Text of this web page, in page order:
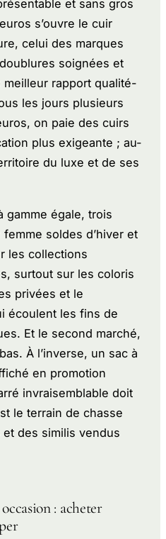
et sans gros
s’ouvre le cuir
celui des marques
soignées et
rapport qualité-
les jours plusieurs
on paie des cuirs
plus exigeante ; au-
du luxe et de ses
gamme égale, trois
soldes d’hiver et
les collections
surtout sur les coloris
privées et le
écoulent les fins de
Et le second marché,
À l’inverse, un sac à
en promotion
invraisemblable doit
le terrain de chasse
des similis vendus
: acheter